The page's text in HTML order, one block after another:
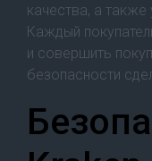
качества, а также
Каждый
и совершить
безопасности